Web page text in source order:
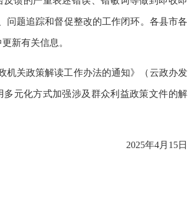
问题追踪和督促整改的工作闭环。各县市各
新有关信息。
机关政策解读工作办法的通知》（云政办发
多元化方式加强涉及群众利益政策文件的解
2025年4月15日